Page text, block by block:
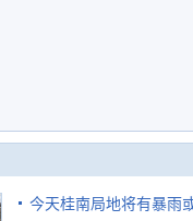
今天桂南局地将有暴雨